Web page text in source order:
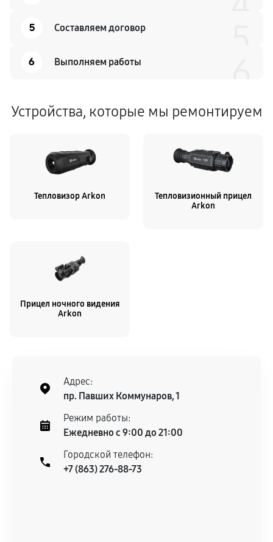
5 Составляем договор
6 Выполняем работы
Устройства, которые мы ремонтируем
Тепловизор Arkon
Тепловизионный прицел
Arkon
Прицел ночного видения
Arkon
Адрес:
пр. Павших Коммунаров, 1
Режим работы:
Ежедневно с 9:00 до 21:00
Городской телефон:
+7 (863) 276-88-73